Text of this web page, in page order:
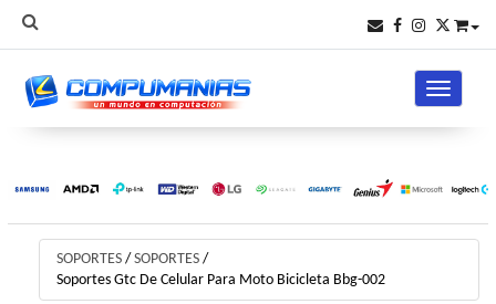
Toggle
SOPORTES / SOPORTES /
Soportes Gtc De Celular Para Moto Bicicleta Bbg-002